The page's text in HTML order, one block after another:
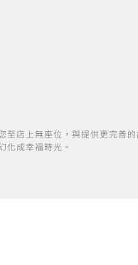
至店上無座位，與提供更完善
化成幸福時光。